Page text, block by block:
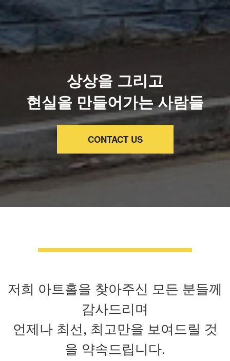
상상을 그리고
현실을 만들어가는 사람들
CONTACT US
저희 아트홀을 찾아주신 모든 분들께
감사드리며
언제나 최선, 최고만을 보여드릴 것
을 약속드립니다.